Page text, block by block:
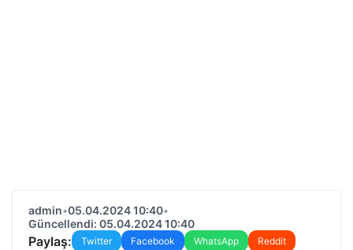
admin•05.04.2024 10:40•
Güncellendi: 05.04.2024 10:40
Paylaş: Twitter Facebook WhatsApp
Reddit